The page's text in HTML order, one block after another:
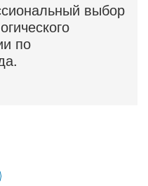
выбор
по